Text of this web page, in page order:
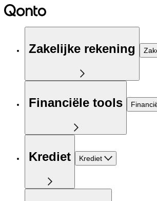
Zakelijke rekening
Financiële tools
Krediet Krediet